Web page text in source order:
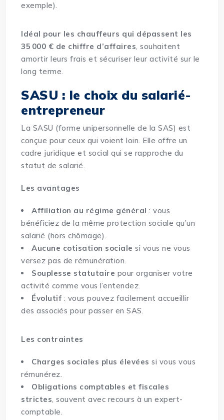
exemple).
Idéal pour les chauffeurs qui dépassent les
35 000 € de chiffre d’affaires, souhaitent
amortir leurs frais et sécuriser leur activité sur le
long terme.
SASU : le choix du salarié-
entrepreneur
La SASU (forme unipersonnelle de la SAS) est
conçue pour ceux qui voient loin. Elle offre un
cadre juridique et social qui se rapproche du
statut de salarié.
Les avantages
Affiliation au régime général : vous
bénéficiez de la même protection sociale qu’un
salarié (hors chômage).
Aucune cotisation sociale si vous ne vous
versez pas de rémunération.
Souplesse statutaire pour organiser votre
activité comme vous l’entendez.
Évolutif : vous pouvez facilement accueillir
des associés pour passer en SAS.
Les contraintes
Charges sociales plus élevées si vous vous
rémunérez.
Obligations comptables et fiscales
strictes, souvent avec recours à un expert-
comptable.